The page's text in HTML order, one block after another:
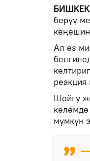
берүү
Ал өз
реакция
Шойгу
мүмкүн